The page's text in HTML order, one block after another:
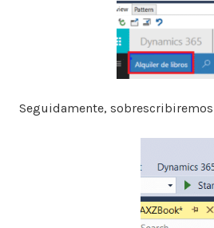
Seguidamente,